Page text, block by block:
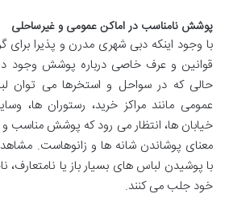
پوشش نامناسب در اماکن عمومی و غیرساحلی
با وجود اینکه دبی شهری مدرن و پذیرا برای
قوانین و عرف خاصی درباره پوشش وجود
حالی که در سواحل و استخرها می توان
عمومی مانند مراکز خرید، رستوران ها،
خیابان ها، انتظار می رود که پوشش مناسب و
معنای پوشاندن شانه ها و زانوهاست.
با پوشیدن لباس های بسیار باز یا نامتعارف،
خود جلب می کنند.